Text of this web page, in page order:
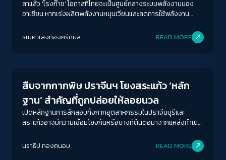
ลาแล้ว 'โรงก๊าซ' โอกาสที่ไทยจะเป็นศูนย์กลางระบบพลังงานของ
อาเซียน หากเร่งผลิตพลังงานหมุนเวียนและลดการใช้พลังงาน
เท่านั้นที่จะทำให้ภาพฝันนั้นเกิดขึ้นจริง
ธเนศ แสงทองศรีกมล READ MORE
สืบจากกากพิษ ปราจีนฯ โยงสระแก้ว ‘หลัก
ฐาน’ สำคัญที่ถูกปล่อยให้ลอยนวล
เปิดหลักฐานการลักลอบทิ้งกากอุตสาหกรรมในปราจีนบุรีและ
สระแก้วอาจมีความเชื่อมโยงกันหรือบางทีต้นตอมาจากแหล่งกำเนิด
นราธิป ทองถนอม READ MORE